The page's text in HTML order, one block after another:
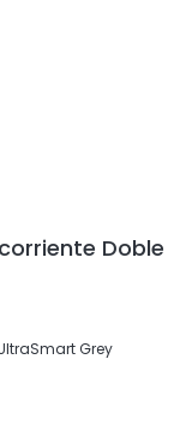
Doble
Grey